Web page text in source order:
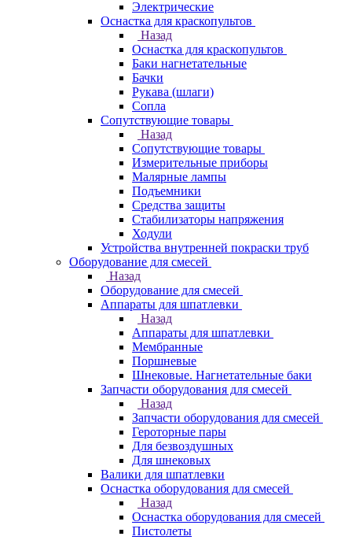
Электрические
Оснастка для краскопультов
Назад
Оснастка для краскопультов
Баки нагнетательные
Бачки
Рукава (шлаги)
Сопла
Сопутствующие товары
Назад
Сопутствующие товары
Измерительные приборы
Малярные лампы
Подъемники
Средства защиты
Стабилизаторы напряжения
Ходули
Устройства внутренней покраски труб
Оборудование для смесей
Назад
Оборудование для смесей
Аппараты для шпатлевки
Назад
Аппараты для шпатлевки
Мембранные
Поршневые
Шнековые. Нагнетательные баки
Запчасти оборудования для смесей
Назад
Запчасти оборудования для смесей
Героторные пары
Для безвоздушных
Для шнековых
Валики для шпатлевки
Оснастка оборудования для смесей
Назад
Оснастка оборудования для смесей
Пистолеты